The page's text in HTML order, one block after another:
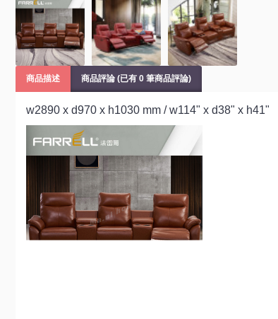
商品描述 商品評論 (已有 0 筆商品評論)
w2890 x d970 x h1030 mm / w114" x d38" x h41"